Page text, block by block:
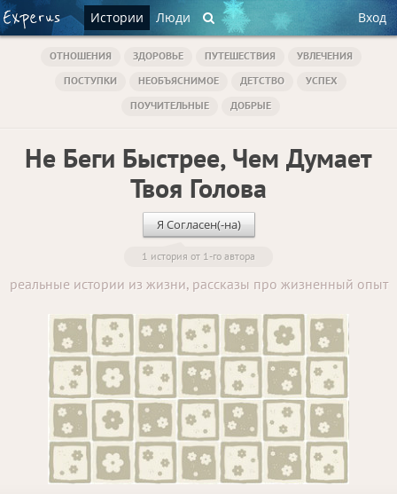
Истории Люди Вход
ОТНОШЕНИЯ ЗДОРОВЬЕ ПУТЕШЕСТВИЯ
УВЛЕЧЕНИЯ
ПОСТУПКИ
НЕОБЪЯСНИМОЕ ДЕТСТВО
УСПЕХ
ПОУЧИТЕЛЬНЫЕ
ДОБРЫЕ
Не Беги Быстрее, Чем Думает
Твоя Голова
Я Согласен(-на)
1 история от 1-го автора
реальные истории из жизни, рассказы про жизненный опыт